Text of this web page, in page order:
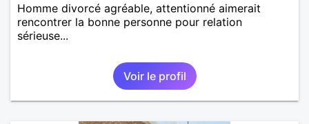
Homme divorcé agréable, attentionné aimerait
rencontrer la bonne personne pour relation
sérieuse...
Voir le profil